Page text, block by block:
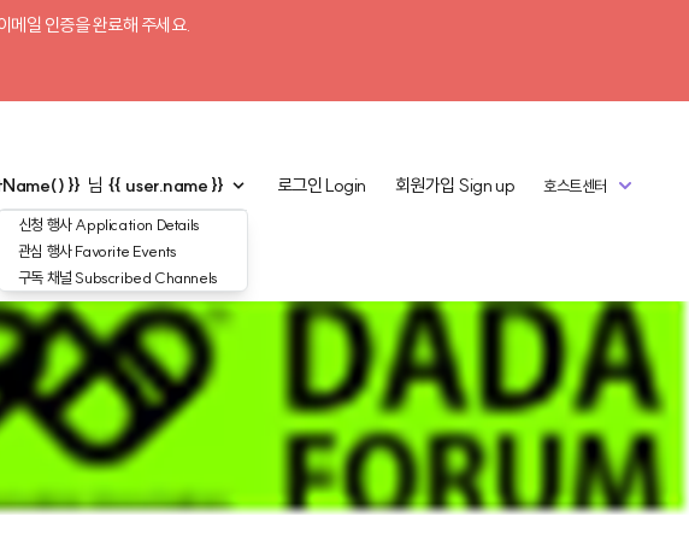
메일 인증을 완료해 주세요.
}} 님 {{ user.name }}
신청 행사Application Details
관심 행사Favorite Events
구독 채널 Subscribed Channels
로그인Login 회원가입 Sign up 호스트센터